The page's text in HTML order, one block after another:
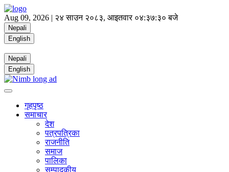
Aug 09, 2026 | २४ साउन २०८३, आइतवार ०४:३७:३० बजे
Nepali
English
Nepali
English
गृहपृष्ठ
समाचार
देश
पत्रपत्रिका
राजनीति
समाज
पालिका
सम्पादकीय